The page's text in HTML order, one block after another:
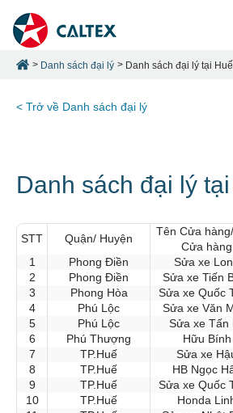
Danh sách đại lý Danh sách đại lý tại Huế
< Trở về Danh sách đại lý
Danh sách đại lý
STT Quận/ Huyện
Tên Cửa
Cửa hàng
1
Phong Điền Sửa xe
2
Phong Điền Sửa xe Tiến
3
Phong Hòa Sửa xe Quốc
4
Phú Lộc Sửa xe Văn
5
Phú Lộc Sửa xe Tấn
6
Phú Thượng Hữu Bính
7
TP.Huế Sửa xe
8
TP.Huế HB Ngọc
9
TP.Huế Sửa xe Quốc
10
TP.Huế Honda